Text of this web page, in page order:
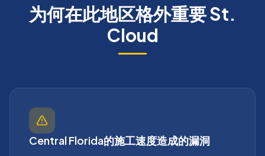
为何在此地区格外重要St.
Cloud
Central Florida的施工速度造成的漏洞